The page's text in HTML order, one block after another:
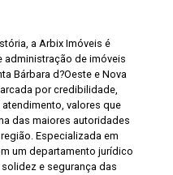
a Arbix Imóveis é
administração de imóveis
Bárbara d?Oeste e Nova
por credibilidade,
valores que
das maiores autoridades
Especializada em
um departamento jurídico
e segurança das